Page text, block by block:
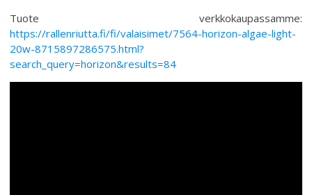
Tuote verkkokaupassamme:
https://rallenriutta.fi/fi/valaisimet/7564-horizon-algae-light-
20w-8715897286575.html?
search_query=horizon&results=84